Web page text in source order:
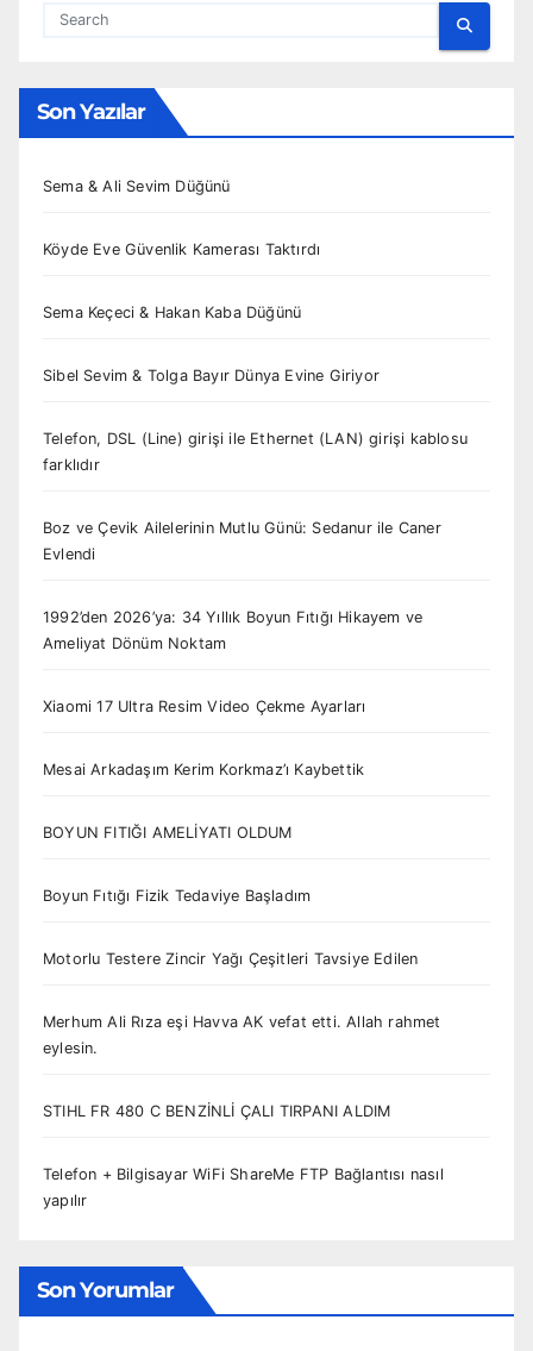
Son Yazılar
Sema & Ali Sevim Düğünü
Köyde Eve Güvenlik Kamerası Taktırdı
Sema Keçeci & Hakan Kaba Düğünü
Sibel Sevim & Tolga Bayır Dünya Evine Giriyor
Telefon, DSL (Line) girişi ile Ethernet (LAN) girişi kablosu
farklıdır
Boz ve Çevik Ailelerinin Mutlu Günü: Sedanur ile Caner
Evlendi
1992’den 2026’ya: 34 Yıllık Boyun Fıtığı Hikayem ve
Ameliyat Dönüm Noktam
Xiaomi 17 Ultra Resim Video Çekme Ayarları
Mesai Arkadaşım Kerim Korkmaz’ı Kaybettik
BOYUN FITIĞI AMELİYATI OLDUM
Boyun Fıtığı Fizik Tedaviye Başladım
Motorlu Testere Zincir Yağı Çeşitleri Tavsiye Edilen
Merhum Ali Rıza eşi Havva AK vefat etti. Allah rahmet
eylesin.
STIHL FR 480 C BENZİNLİ ÇALI TIRPANI ALDIM
Telefon + Bilgisayar WiFi ShareMe FTP Bağlantısı nasıl
yapılır
Son Yorumlar